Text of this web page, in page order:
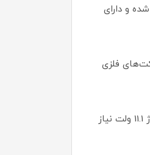
مدارهای الکترونیکی است. این مدل برای سه عدد باتری لیتیوم یونی سایز 18650 طراحی شده و دارای
مقاوم و کنتاکت‌های فلزی
این جاباتری برای استفاده در پروژه‌های الکترونیکی، رباتیک، منابع تغذیه قابل حمل، سیستم‌های روشنایی، تجهیزات شارژی و سایر مدارهایی که به ولتاژ 11.1 ولت نیاز